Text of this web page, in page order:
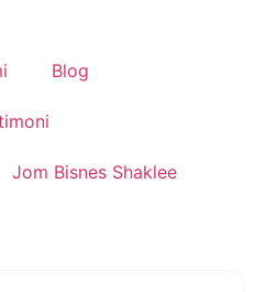
Blog
Jom Bisnes Shaklee